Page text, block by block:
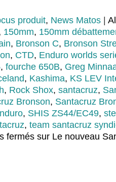
produit, News Matos
150mm, 150mm
, Bronson C, Bronson
, CTD, Enduro worlds
, fourche 650B, Greg
, Kashima, KS LEV
, Rock Shox, santacruz,
Bronson, Santacruz
, SHIS ZS44/EC49,
, team santacruz
fermés sur Le nouveau